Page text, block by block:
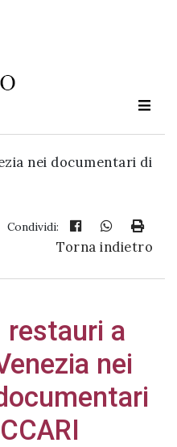
nei documentari di
Condividi:
Torna indietro
restauri a
nei